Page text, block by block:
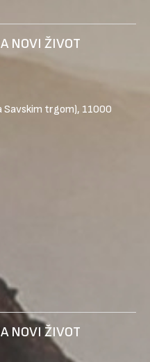
NOVI ŽIVOT
Savskim trgom), 11000
NOVI ŽIVOT